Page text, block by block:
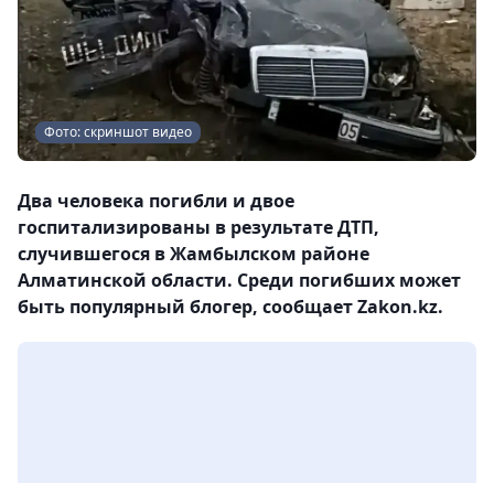
Фото: скриншот видео
Два человека погибли и двое
госпитализированы в результате ДТП,
случившегося в Жамбылском районе
Алматинской области. Среди погибших может
быть популярный блогер, сообщает Zakon.kz.